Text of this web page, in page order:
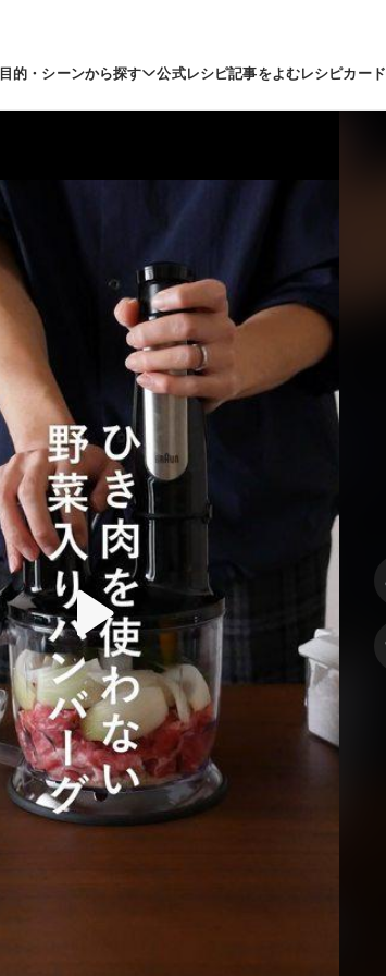
目的・シーンから探す 公式レシピ記事をよむレシピカード